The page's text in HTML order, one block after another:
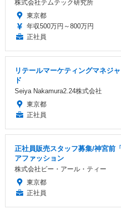
株式会社テムテック研究所
東京都
年収500万円～800万円
正社員
リテールマーケティングマネジ
ド
Seiya Nakamura2.24株式会社
東京都
正社員
正社員販売スタッフ募集/神宮前
アファッション
株式会社ビー・アール・ティー
東京都
正社員